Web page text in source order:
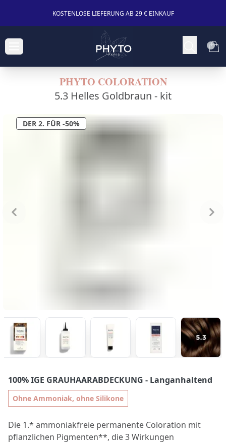
KOSTENLOSE LIEFERUNG AB 29 € EINKAUF
PHYTO COLORATION
5.3 Helles Goldbraun - kit
DER 2. FÜR -50%
100% IGE GRAUHAARABDECKUNG - Langanhaltend
Ohne Ammoniak, ohne Silikone
Die 1.* ammoniakfreie permanente Coloration mit
pflanzlichen Pigmenten**, die 3 Wirkungen